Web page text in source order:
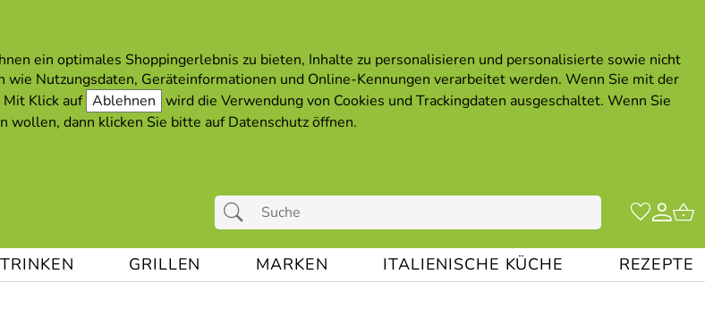
ein optimales Shoppingerlebnis zu bieten, Inhalte zu personalisieren und personalisierte sowie nicht
Nutzungsdaten, Geräteinformationen und Online-Kennungen verarbeitet werden. Wenn Sie mit der
Mit Klick auf Ablehnen wird die Verwendung von Cookies und Trackingdaten ausgeschaltet. Wenn Sie
wollen, dann klicken Sie bitte aufDatenschutz öffnen.
TRINKEN GRILLEN MARKEN ITALIENISCHE KÜCHE REZEPTE